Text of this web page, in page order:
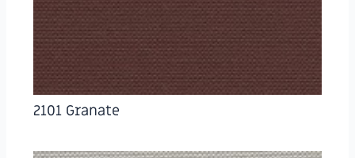
2101 Granate